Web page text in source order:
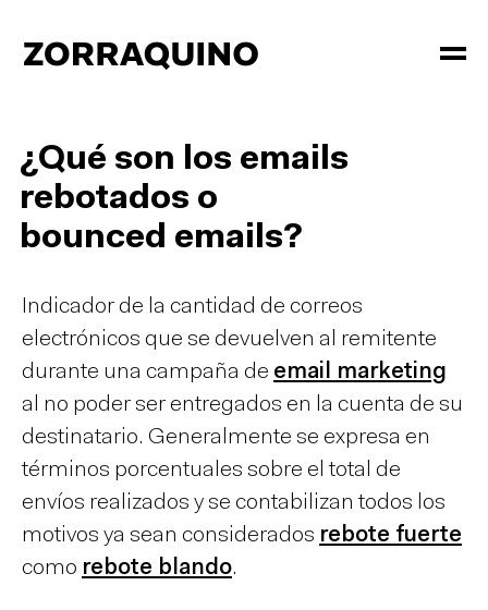
¿Qué son los emails
rebotados o
bounced emails?
Indicador de la cantidad de correos
electrónicos que se devuelven al remitente
durante una campaña de email marketing
al no poder ser entregados en la cuenta de su
destinatario. Generalmente se expresa en
términos porcentuales sobre el total de
envíos realizados y se contabilizan todos los
motivos ya sean considerados rebote fuerte
como rebote blando.